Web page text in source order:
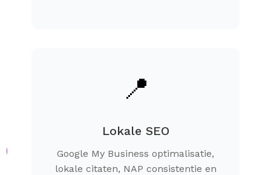
📍
Lokale SEO
Google My Business optimalisatie,
lokale citaten, NAP consistentie en